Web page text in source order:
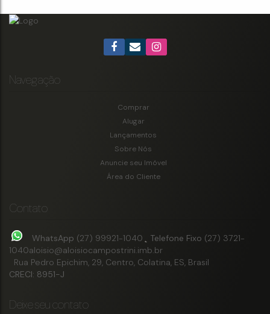
Navegação
Comprar
Alugar
Lançamentos
Sobre Nós
Anuncie seu Imóvel
Área do Cliente
Contato
WhatsApp (27) 99921-1040 Telefone Fixo (27) 3721-
1040aloisio@aloisiocampostrini.imb.br
Rua Pedro Epichim, 29, Centro, Colatina, ES, Brasil
CRECI: 8951-J
Deixe seu contato